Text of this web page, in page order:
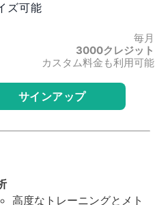
ズ可能
毎月
3000クレジット
カスタム料金も利用可能
サインアップ
高度なトレーニングとメト